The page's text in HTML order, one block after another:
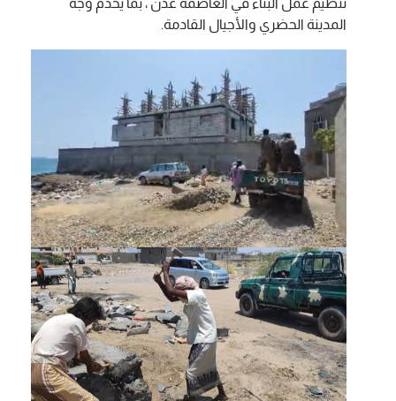
المدينة الحضري والأجيال القادمة.